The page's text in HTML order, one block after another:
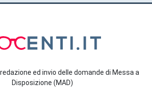
ed invio delle domande di Messa a
Disposizione (MAD)